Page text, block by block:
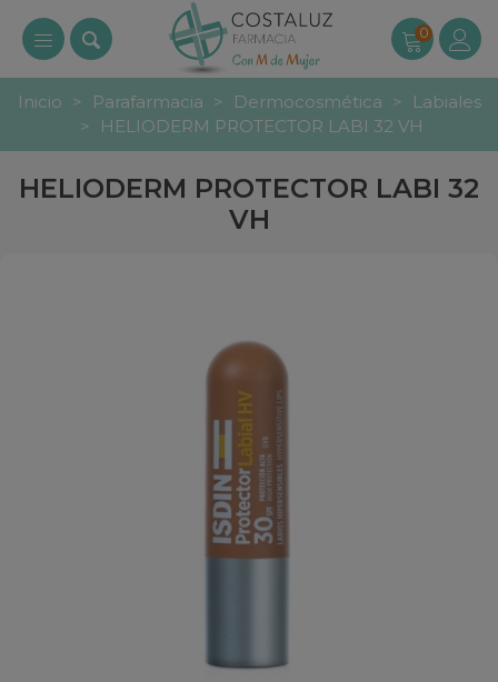
0
Inicio > Parafarmacia > Dermocosmética >
Labiales
>
HELIODERM PROTECTOR LABI 32 VH
HELIODERM PROTECTOR LABI 32
VH